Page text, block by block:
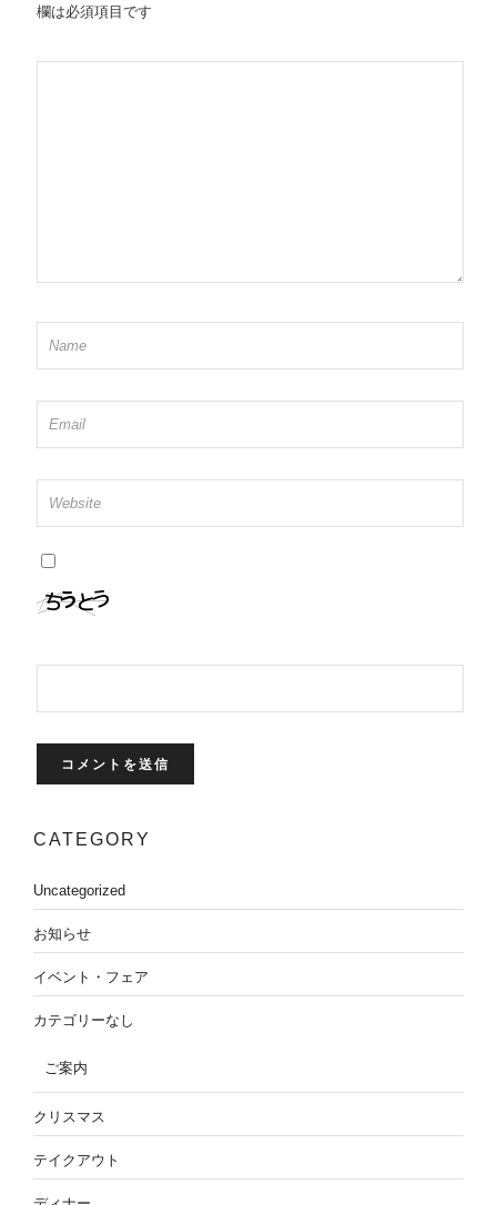
欄は必須項目です
CATEGORY
Uncategorized
お知らせ
イベント・フェア
カテゴリーなし
ご案内
クリスマス
テイクアウト